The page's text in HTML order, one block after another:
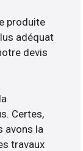
produite
adéquat
devis
Certes,
avons la
travaux